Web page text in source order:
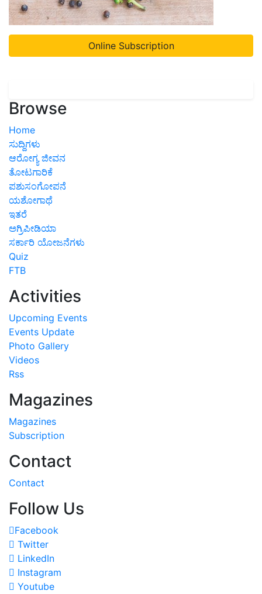
Online Subscription
Browse
Home
ಸುದ್ದಿಗಳು
ಆರೋಗ್ಯ ಜೀವನ
ತೋಟಗಾರಿಕೆ
ಪಶುಸಂಗೋಪನೆ
ಯಶೋಗಾಥೆ
ಇತರೆ
ಅಗ್ರಿಪೀಡಿಯಾ
ಸರ್ಕಾರಿ ಯೋಜನೆಗಳು
Quiz
FTB
Activities
Upcoming Events
Events Update
Photo Gallery
Videos
Rss
Magazines
Magazines
Subscription
Contact
Contact
Follow Us
Facebook
Twitter
LinkedIn
Instagram
Youtube